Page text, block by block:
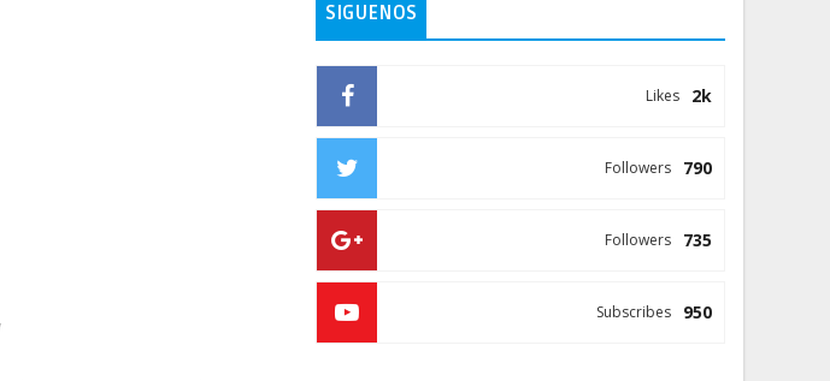
SIGUENOS
2k
Likes
790
Followers
735
Followers
950
Subscribes